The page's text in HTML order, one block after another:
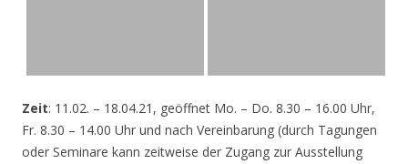
Zeit: 11.02. – 18.04.21, geöffnet Mo. – Do. 8.30 – 16.00 Uhr,
Fr. 8.30 – 14.00 Uhr und nach Vereinbarung (durch Tagungen
oder Seminare kann zeitweise der Zugang zur Ausstellung